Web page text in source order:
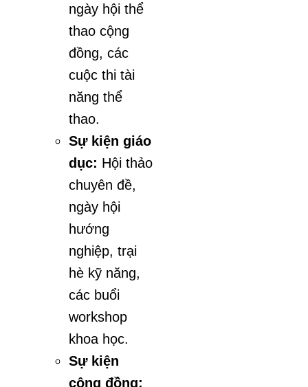
ngày hội thể
thao cộng
đồng, các
cuộc thi tài
năng thể
thao.
Sự kiện giáo
dục: Hội thảo
chuyên đề,
ngày hội
hướng
nghiệp, trại
hè kỹ năng,
các buổi
workshop
khoa học.
Sự kiện
cộng đồng: